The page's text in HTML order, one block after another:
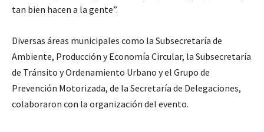
tan bien hacen a la gente”.
Diversas áreas municipales como la Subsecretaría de
Ambiente, Producción y Economía Circular, la Subsecretaría
de Tránsito y Ordenamiento Urbano y el Grupo de
Prevención Motorizada, de la Secretaría de Delegaciones,
colaboraron con la organización del evento.